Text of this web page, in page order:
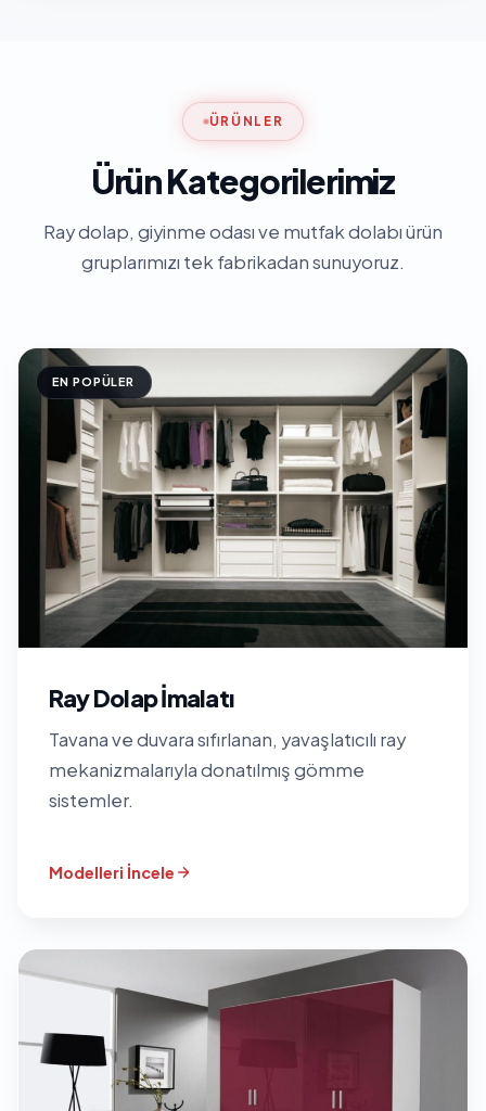
ÜRÜNLER
Ürün Kategorilerimiz
Ray dolap, giyinme odası ve mutfak dolabı ürün
gruplarımızı tek fabrikadan sunuyoruz.
EN POPÜLER
Ray Dolap İmalatı
Tavana ve duvara sıfırlanan, yavaşlatıcılı ray
mekanizmalarıyla donatılmış gömme
sistemler.
Modelleri İncele